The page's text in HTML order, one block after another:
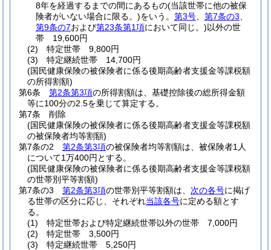
8年を経過するまでの間にあるもの(当該世帯に他の被保
険者がいない場合に限る。)をいう。 第3号 第7条の3
第9条の7および第23条第1項において同じ。)以外の世
帯 19,600円
(2)
特定世帯 9,800円
(3)
特定継続世帯 14,700円
(国民健康保険の被保険者に係る後期高齢者支援金等課税額
の所得割額)
第6条
第2条第3項の所得割額は、基礎控除後の総所得金額
等に100分の2.5を乗じて算定する。
第7条
削除
(国民健康保険の被保険者に係る後期高齢者支援金等課税額
の被保険者均等割額)
第7条の2
第2条第3項の被保険者均等割額は、被保険者1人
について1万400円とする。
(国民健康保険の被保険者に係る後期高齢者支援金等課税額
の世帯別平等割額)
第7条の3
第2条第3項の世帯別平等割額は、 次の各号に掲げ
る世帯の区分に応じ、それぞれ当該各号に定める額とす
る。
(1)
特定世帯および特定継続世帯以外の世帯 7,000円
(2)
特定世帯 3,500円
(3)
特定継続世帯 5,250円